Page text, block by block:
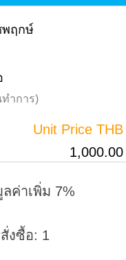
ฤกษ์
ทำการ)
Unit Price THB
1,000.00
ค่าเพิ่ม 7%
งซื้อ: 1